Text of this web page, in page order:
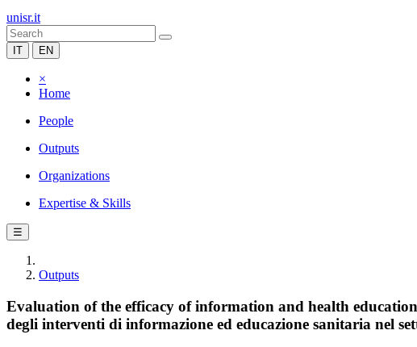
unisr.it
IT EN
×
Home
People
Outputs
Organizations
Expertise & Skills
☰
Outputs
Evaluation of the efficacy of information and health
degli interventi di informazione ed educazione sanitaria nel